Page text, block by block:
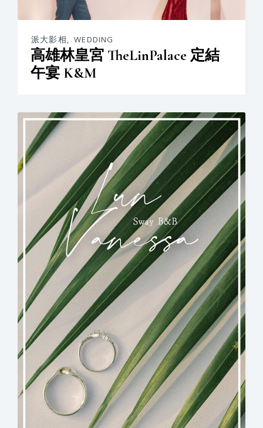
派大影相, WEDDING
高雄林皇宮 TheLinPalace 定結
午宴 K&M